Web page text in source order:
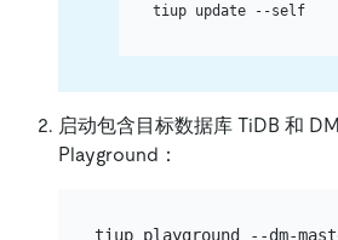
tiup update --self
启动包含目标数据库 TiDB 和
Playground：